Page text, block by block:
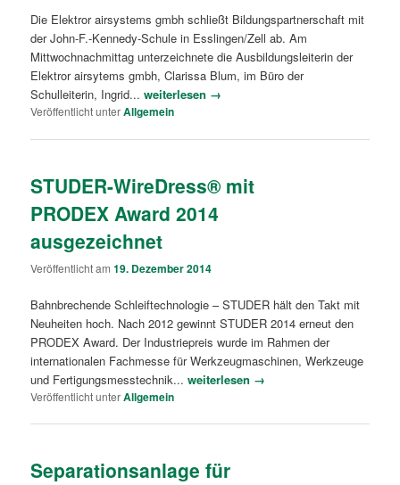
Die Elektror airsystems gmbh schließt Bildungspartnerschaft mit
der John-F.-Kennedy-Schule in Esslingen/Zell ab. Am
Mittwochnachmittag unterzeichnete die Ausbildungsleiterin der
Elektror airsytems gmbh, Clarissa Blum, im Büro der
Schulleiterin, Ingrid...weiterlesen →
Veröffentlicht unterAllgemein
STUDER-WireDress® mit
PRODEX Award 2014
ausgezeichnet
Veröffentlicht am19. Dezember 2014
Bahnbrechende Schleiftechnologie – STUDER hält den Takt mit
Neuheiten hoch. Nach 2012 gewinnt STUDER 2014 erneut den
PRODEX Award. Der Industriepreis wurde im Rahmen der
internationalen Fachmesse für Werkzeugmaschinen, Werkzeuge
und Fertigungsmesstechnik...weiterlesen →
Veröffentlicht unterAllgemein
Separationsanlage für